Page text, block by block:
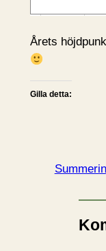
Årets
Gilla detta: